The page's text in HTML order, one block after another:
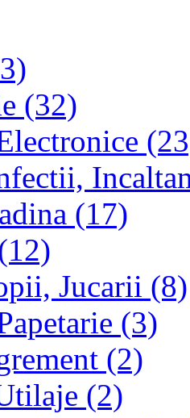
(32)
(17)
Jucarii (8)
(3)
(2)
(2)